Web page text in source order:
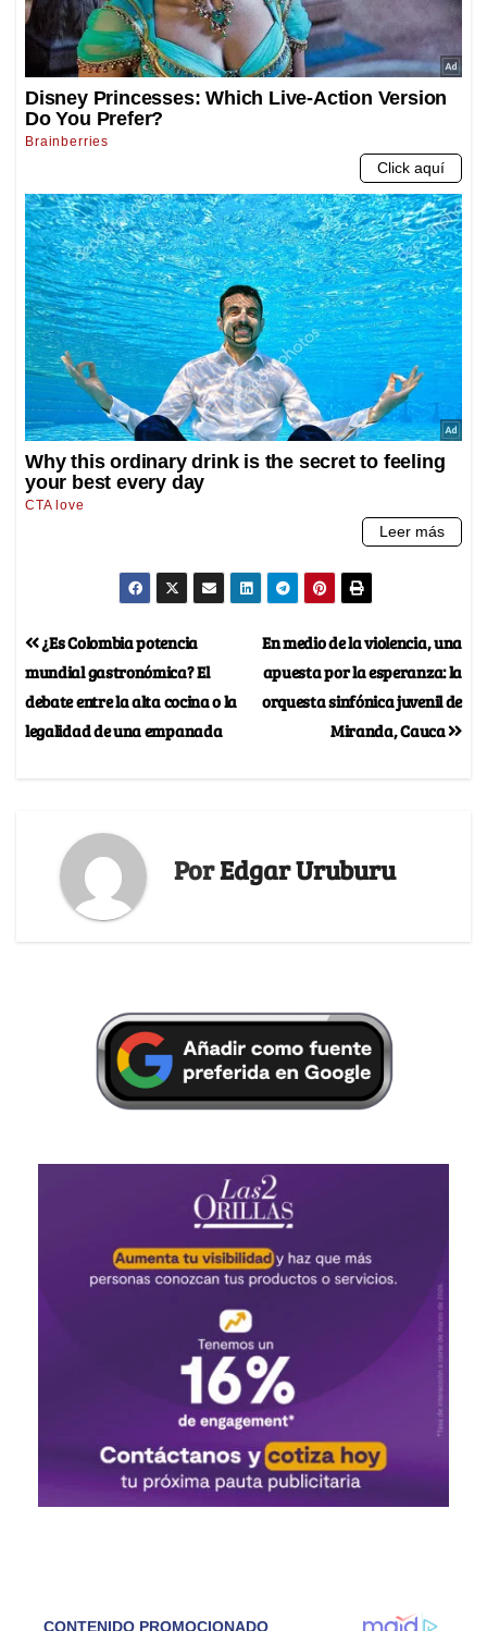
En medio de la violencia, una
apuesta por la esperanza: la
orquesta sinfónica juvenil de
Miranda, Cauca
¿Es Colombia potencia
mundial gastronómica? El
debate entre la alta cocina o la
legalidad de una empanada
PorEdgar Uruburu